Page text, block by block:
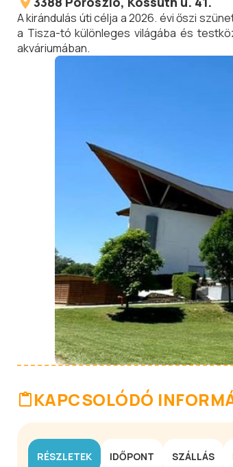
A kirándulás úti célja a 2026. évi őszi
a Tisza-tó különleges világába és
akváriumában.
KAPCSOLÓDÓ
RÉSZLETEK IDŐPONT SZÁLLÁS